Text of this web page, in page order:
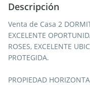
Descripción
Venta de Casa 2
EXCELENTE
ROSES, EXCELENTE
PROTEGIDA.
PROPIEDAD